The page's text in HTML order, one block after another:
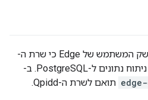
חסרים נתוני Analytics בממשק המשתמש של Edge כי שרת ה-
Qpidd לא מעביר הודעות של ניתוח נתונים ל-PostgreSQL. ב-
תואם לשרת ה-Qpidd.